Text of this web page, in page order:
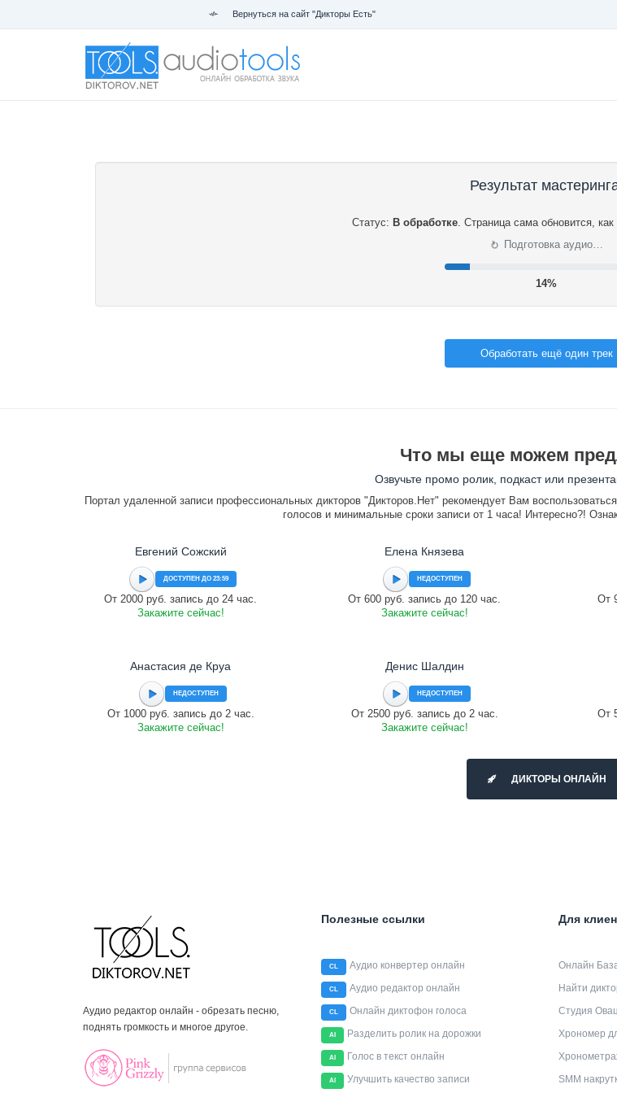
Вернуться на сайт "Дикторы Есть"
Результат
Статус: В обработке. Страница сама обновится, как
⟳ Подготовка аудио…
15%
Обработать ещё один трек
Что мы еще можем
Озвучьте промо ролик, подкаст или
Портал удаленной записи профессиональных дикторов "Дикторов.Нет" рекомендует Вам
голосов и минимальные сроки записи от 1 часа! Интересно?!
Евгений Сожский
ДОСТУПЕН ДО 23:59
От 2000 руб. запись до 24 час.
Закажите сейчас!
Елена Князева
НЕДОСТУПЕН
От 600 руб. запись до 120 час.
Закажите сейчас!
От
Анастасия де Круа
НЕДОСТУПЕН
От 1000 руб. запись до 2 час.
Закажите сейчас!
Денис Шалдин
НЕДОСТУПЕН
От 2500 руб. запись до 2 час.
Закажите сейчас!
От
ДИКТОРЫ ОНЛАЙН
Аудио редактор онлайн - обрезать песню,
поднять громкость и многое другое.
Полезные ссылки
CL Аудио конвертер онлайн
CL Аудио редактор онлайн
CL Онлайн диктофон голоса
AI Разделить ролик на дорожки
AI Голос в текст онлайн
AI Улучшить качество записи
Для
Онлайн
Найти
Студия
Хрономер
SMM